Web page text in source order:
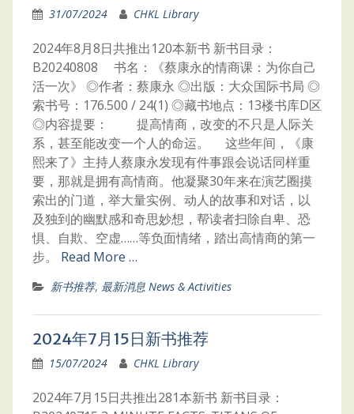
31/07/2024 CHKL Library
2024年8月8日共推出120本新书 新书目录：
B20240808 书名：《蔡康永的情商课：为你自己
活一次》 ◎作者：蔡康永 ◎出版：大众国际书局 ◎
索书号：176.500 / 24(1) ◎藏书地点：13楼书库D区
◎内容提要： 提高情商，改变的不只是人际关
系，甚至能改变一个人的命运。 这些年间，《康
熙来了》主持人蔡康永发现有件事跟会说话同样重
要，那就是拥有高情商。他凝聚30年来在演艺圈摸
索出的门道，举大量实例、动人的故事和对话，以
及独到的幽默感和奇思妙想，帮读者扫除自卑、恐
惧、自欺、空虚……等负面情绪，踏出高情商的第一
步。 Read More …
新书推荐, 最新消息 News & Activities
2024年7月15日新书推荐
15/07/2024 CHKL Library
2024年7月15日共推出281本新书 新书目录：